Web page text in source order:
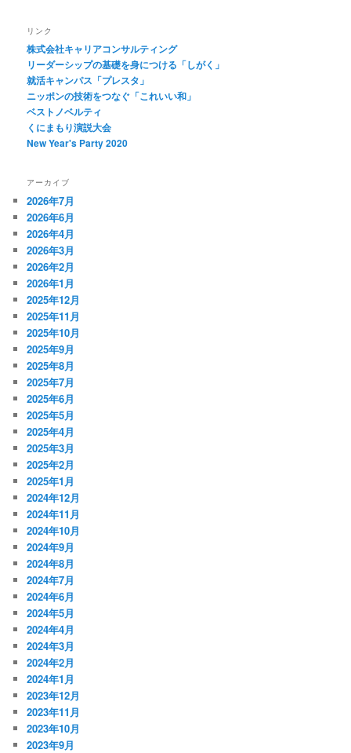
リンク
株式会社キャリアコンサルティング
リーダーシップの基礎を身につける「しがく」
就活キャンパス「プレスタ」
ニッポンの技術をつなぐ「これいい和」
ベストノベルティ
くにまもり演説大会
New Year's Party 2020
アーカイブ
2026年7月
2026年6月
2026年4月
2026年3月
2026年2月
2026年1月
2025年12月
2025年11月
2025年10月
2025年9月
2025年8月
2025年7月
2025年6月
2025年5月
2025年4月
2025年3月
2025年2月
2025年1月
2024年12月
2024年11月
2024年10月
2024年9月
2024年8月
2024年7月
2024年6月
2024年5月
2024年4月
2024年3月
2024年2月
2024年1月
2023年12月
2023年11月
2023年10月
2023年9月